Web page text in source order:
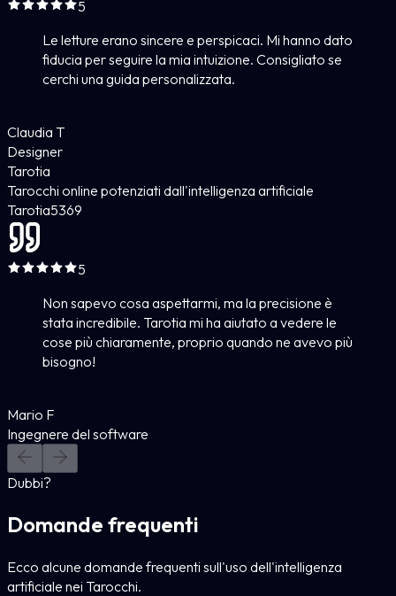
5
Le letture erano sincere e perspicaci. Mi hanno dato
fiducia per seguire la mia intuizione. Consigliato se
cerchi una guida personalizzata.
Claudia T
Designer
Tarotia
Tarocchi online potenziati dall'intelligenza artificiale
Tarotia5369
5
Non sapevo cosa aspettarmi, ma la precisione è
stata incredibile. Tarotia mi ha aiutato a vedere le
cose più chiaramente, proprio quando ne avevo più
bisogno!
Mario F
Ingegnere del software
Dubbi?
Domande frequenti
Ecco alcune domande frequenti sull'uso dell'intelligenza
artificiale nei Tarocchi.